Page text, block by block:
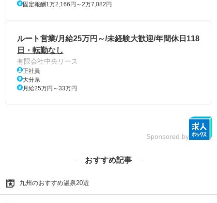
固定報酬1万2,166円～2万7,082円
ルート営業/月給25万円～/未経験大歓迎/年間休日118
日・転勤なし
有限会社中央リース
正社員
大分県
月給25万円～33万円
Sponsored by
おすすめ記事
九州のおすすめ温泉20選